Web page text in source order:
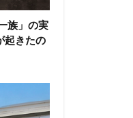
族」の実
起きたの